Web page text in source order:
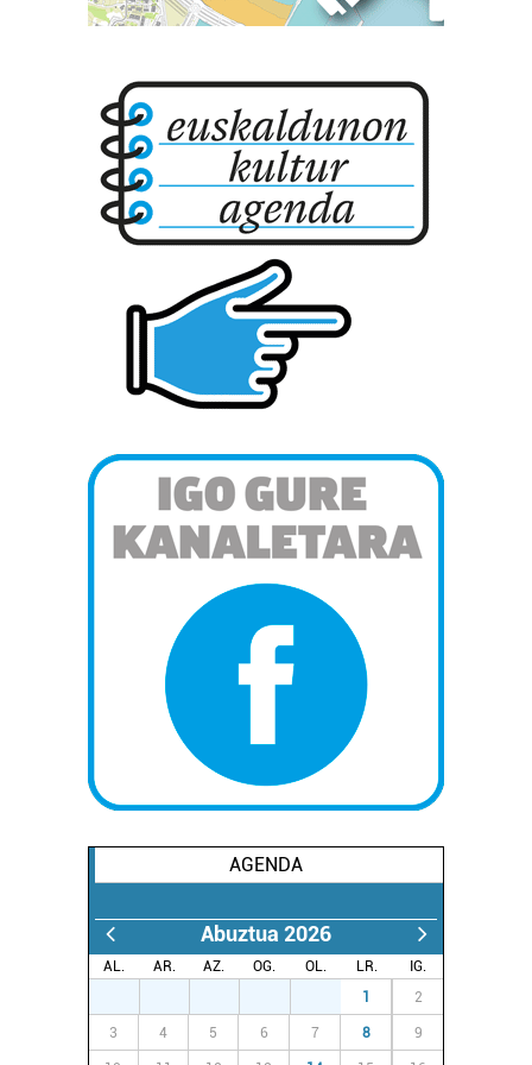
Bazkide batzuek ez dizute baimenik eskatzen, eta beren
bazkideen zerrenda, beren ustez zein helburutarako
duten interes legitimoa eta horren aurka nola egin
dezakezun ikusteko.
Lortu zure datu pertsonalak prozesatzeko moduari
buruzko informazio gehiago eta ezarri zure lehentasunak
datuen atalean. Edozein unetan alda edo ken dezakezu
zure baimena Cookieen adierazpenean.
Webgune honek cookie propioak eta hirugarrenen cookie-
fitxategiak erabiltzen ditu. Zure esperientzia eta
zerbitzuak hobetzeko asmoz, cookie teknologiaz
erabiltzeko baimen esplizitua ematen diguzu.Gehiago
irakurri
AGENDA
Abuztua 2026
AL. AR. AZ. OG. OL. LR.
IG.
1 2
3 4 5 6 7 8 9